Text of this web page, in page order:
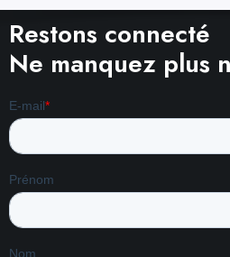
Restons connecté
Ne manquez plus